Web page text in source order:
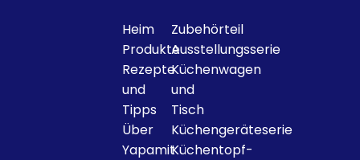
Heim
Produkte
Rezepte
und
Tipps
Über
Yapamit
Zubehörteil
Ausstellungsserie
Küchenwagen
und
Tisch
Küchengeräteserie
Küchentopf-